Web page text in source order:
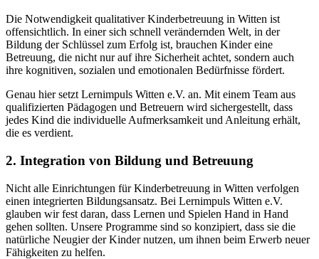
Die Notwendigkeit qualitativer Kinderbetreuung in Witten ist
offensichtlich. In einer sich schnell verändernden Welt, in der
Bildung der Schlüssel zum Erfolg ist, brauchen Kinder eine
Betreuung, die nicht nur auf ihre Sicherheit achtet, sondern auch
ihre kognitiven, sozialen und emotionalen Bedürfnisse fördert.
Genau hier setzt Lernimpuls Witten e.V. an. Mit einem Team aus
qualifizierten Pädagogen und Betreuern wird sichergestellt, dass
jedes Kind die individuelle Aufmerksamkeit und Anleitung erhält,
die es verdient.
2. Integration von Bildung und Betreuung
Nicht alle Einrichtungen für Kinderbetreuung in Witten verfolgen
einen integrierten Bildungsansatz. Bei Lernimpuls Witten e.V.
glauben wir fest daran, dass Lernen und Spielen Hand in Hand
gehen sollten. Unsere Programme sind so konzipiert, dass sie die
natürliche Neugier der Kinder nutzen, um ihnen beim Erwerb neuer
Fähigkeiten zu helfen.